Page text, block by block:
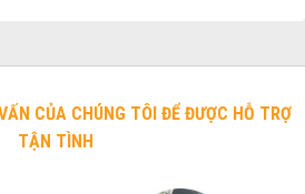
CỦA CHÚNG TÔI ĐỂ ĐƯỢC HỖ TRỢ
TẬN TÌNH